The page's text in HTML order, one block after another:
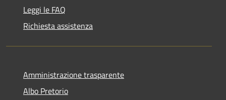
Leggi le FAQ
Richiesta assistenza
Amministrazione trasparente
Albo Pretorio